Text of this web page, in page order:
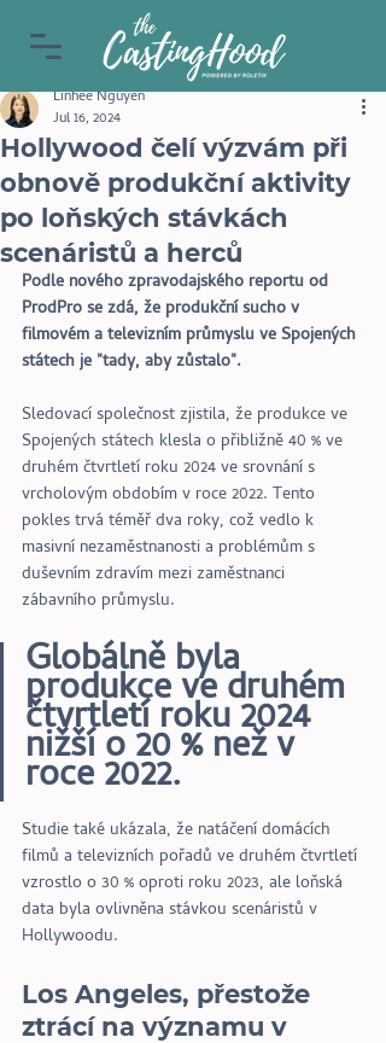
Hollywood čelí výzvám při
obnově produkční aktivity
po loňských stávkách
scenáristů a herců
Linhee Nguyen
Jul 16, 2024
Podle nového zpravodajského reportu od
ProdPro se zdá, že produkční sucho v
filmovém a televizním průmyslu ve Spojených
státech je "tady, aby zůstalo".
Sledovací společnost zjistila, že produkce ve
Spojených státech klesla o přibližně 40 % ve
druhém čtvrtletí roku 2024 ve srovnání s
vrcholovým obdobím v roce 2022. Tento
pokles trvá téměř dva roky, což vedlo k
masivní nezaměstnanosti a problémům s
duševním zdravím mezi zaměstnanci
zábavního průmyslu.
Globálně byla
produkce ve druhém
čtvrtletí roku 2024
nižší o 20 % než v
roce 2022.
Studie také ukázala, že natáčení domácích
filmů a televizních pořadů ve druhém čtvrtletí
vzrostlo o 30 % oproti roku 2023, ale loňská
data byla ovlivněna stávkou scenáristů v
Hollywoodu.
Los Angeles, přestože
ztrácí na významu v